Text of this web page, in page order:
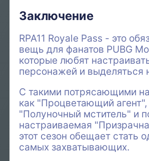
Заключение
RPA11 Royale Pass - это
вещь для фанатов PUBG
которые любят
персонажей и выделяться
С такими потрясающими
как "Процветающий агент",
"Полуночный мститель" и
настраиваемая
этот сезон обещает стать
самых захватывающих.